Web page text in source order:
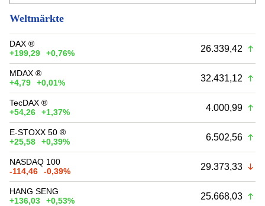
Weltmärkte
DAX ®
+199,29
+0,76% 26.339,42
MDAX ®
+4,79
+0,01% 32.431,12
TecDAX ®
+54,26
+1,37% 4.000,99
E-STOXX 50 ®
+25,58
+0,39% 6.502,56
NASDAQ 100
-114,46
-0,39% 29.373,33
HANG SENG
+136,03
+0,53% 25.668,03